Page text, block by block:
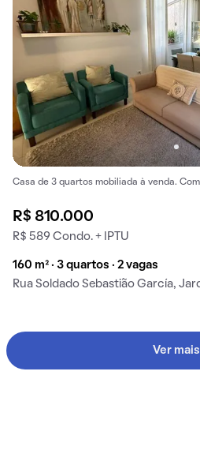
Casa de 3 quartos mobiliada à venda.
R$ 810.000
R$ 589 Condo. + IPTU
160 m² · 3 quartos · 2 vagas
Rua Soldado Sebastião García,
Ver mais